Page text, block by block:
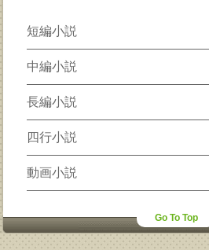
短編小説
中編小説
長編小説
四行小説
動画小説
Go To Top